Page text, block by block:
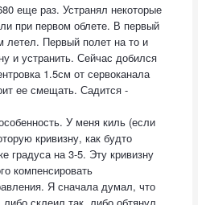
еще раз. Устранял некоторые
при первом облете. В первый
летел. Первый полет на то и
и устранить. Сейчас добился
1.5см от сервоканала
ее смещать. Садится -
У меня киль (если
кривизну, как будто
градуса на 3-5. Эту кривизну
компенсировать
Я сначала думал, что
либо склеил так, либо обтянул...